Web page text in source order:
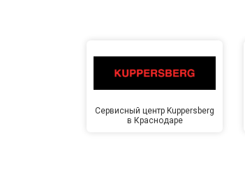
Сервисный центр Kuppersberg
в Краснодаре